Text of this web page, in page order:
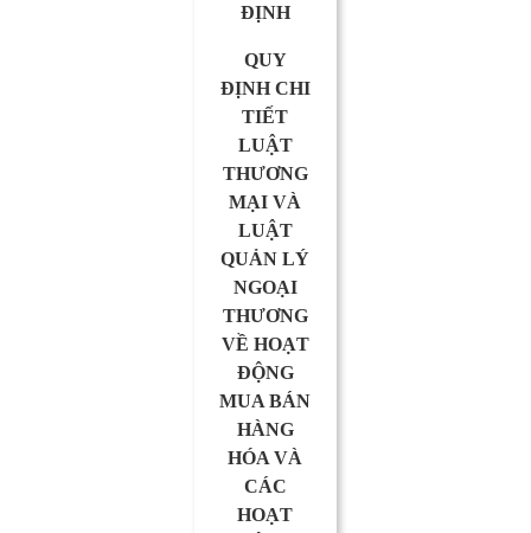
ĐỊNH
QUY
ĐỊNH CHI
TIẾT
LUẬT
THƯƠNG
MẠI VÀ
LUẬT
QUẢN LÝ
NGOẠI
THƯƠNG
VỀ HOẠT
ĐỘNG
MUA BÁN
HÀNG
HÓA VÀ
CÁC
HOẠT